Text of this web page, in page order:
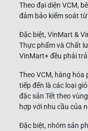
Theo đại diện VCM,
đảm bảo kiểm soát
Đặc biệt, VinMart &
Thực phẩm và Chất
VinMart+ đều phải
Theo VCM, hàng
tiếp đến là các loại
đặc sản Tết theo
hợp với nhu cầu của
Đặc biệt, nhóm sản